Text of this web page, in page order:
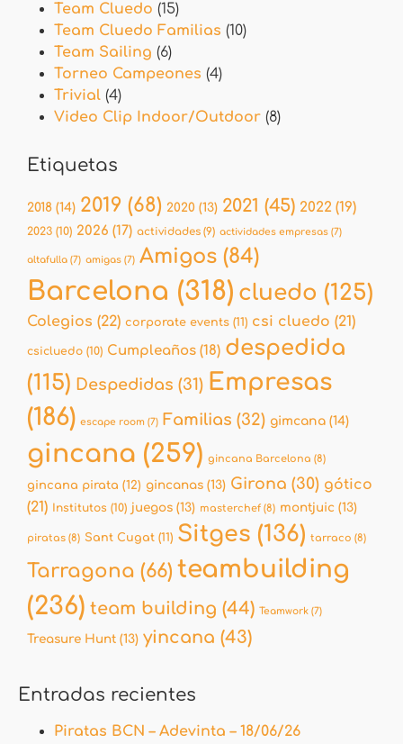
Team Cluedo (15)
Team Cluedo Familias (10)
Team Sailing (6)
Torneo Campeones (4)
Trivial (4)
Video Clip Indoor/Outdoor (8)
Etiquetas
2018 (14) 2019 (68) 2020 (13) 2021 (45) 2022 (19)
2023 (10) 2026 (17) actividades (9) actividades empresas (7)
altafulla (7) amigas (7) Amigos (84)
Barcelona (318) cluedo (125)
Colegios (22) corporate events (11) csi cluedo (21)
csicluedo (10) Cumpleaños (18) despedida
(115) Despedidas (31) Empresas
(186) escape room (7) Familias (32) gimcana (14)
gincana (259) gincana Barcelona (8)
gincana pirata (12) gincanas (13) Girona (30) gótico
(21) Institutos (10) juegos (13) masterchef (8) montjuic (13)
piratas (8) Sant Cugat (11) Sitges (136) tarraco (8)
Tarragona (66) teambuilding
(236) team building (44) Teamwork (7)
Treasure Hunt (13) yincana (43)
Entradas recientes
Piratas BCN – Adevinta – 18/06/26